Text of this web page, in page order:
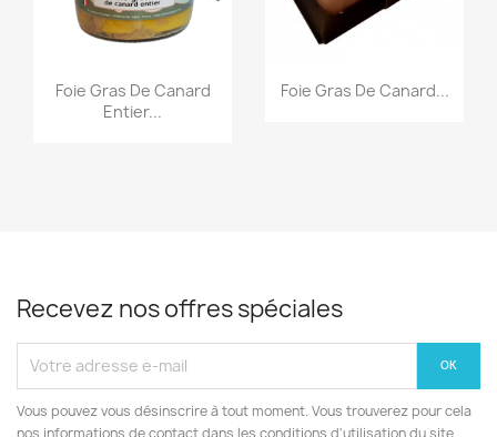
Aperçu rapide
Foie Gras De Canard
Entier...
Aperçu rapide
Foie Gras De Canard...
Recevez nos offres spéciales
Vous pouvez vous désinscrire à tout moment. Vous trouverez pour cela
nos informations de contact dans les conditions d'utilisation du site.